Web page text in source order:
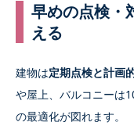
早めの点検・
える
建物は定期点検と計画
や屋上、バルコニーは
の最適化が図れます。